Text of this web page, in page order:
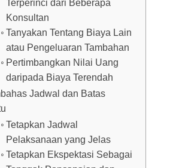
Terperinci dari Beberapa
Konsultan
Tanyakan Tentang Biaya Lain
atau Pengeluaran Tambahan
Pertimbangkan Nilai Uang
daripada Biaya Terendah
Jadwal dan Batas
Tetapkan Jadwal
Pelaksanaan yang Jelas
Tetapkan Ekspektasi Sebagai